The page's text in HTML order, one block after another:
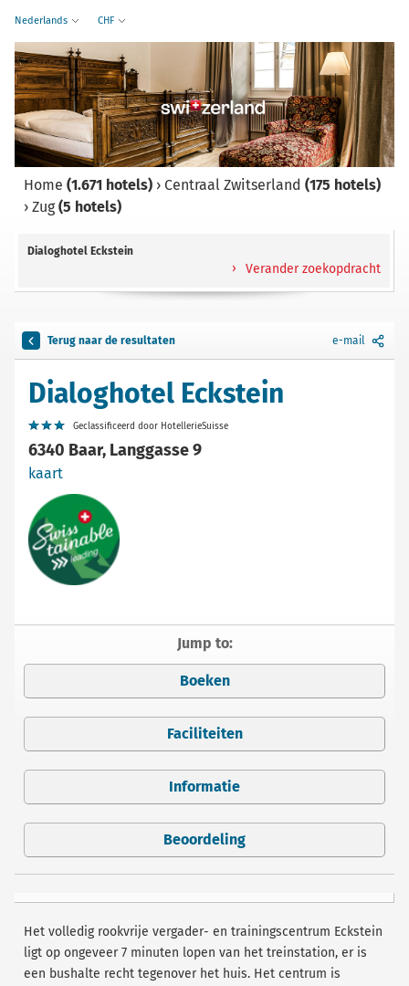
Nederlands CHF
Home (1.671 hotels) › Centraal Zwitserland (175 hotels)
› Zug(5 hotels)
Dialoghotel Eckstein
Verander zoekopdracht
Terug naar de resultaten e-mail
Dialoghotel Eckstein
Geclassificeerd door HotellerieSuisse
6340 Baar, Langgasse 9
kaart
Jump to:
Boeken
Faciliteiten
Informatie
Beoordeling
Het volledig rookvrije vergader- en trainingscentrum Eckstein
ligt op ongeveer 7 minuten lopen van het treinstation, er is
een bushalte recht tegenover het huis. Het centrum is